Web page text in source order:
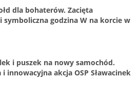
dla bohaterów. Zacięta
symboliczna godzina W na korcie w
i puszek na nowy samochód.
i innowacyjna akcja OSP Sławacinek